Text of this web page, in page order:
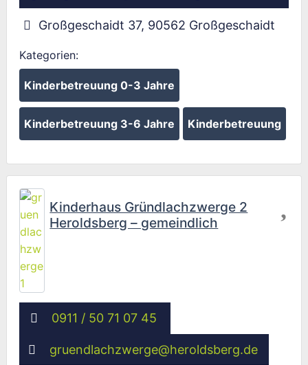
Großgeschaidt 37, 90562 Großgeschaidt
Kategorien:
Kinderbetreuung 0-3 Jahre
Kinderbetreuung 3-6 Jahre Kinderbetreuung
Kinderhaus Gründlachzwerge 2
Heroldsberg – gemeindlich
0911 / 50 71 07 45
gruendlachzwerge@heroldsberg.de